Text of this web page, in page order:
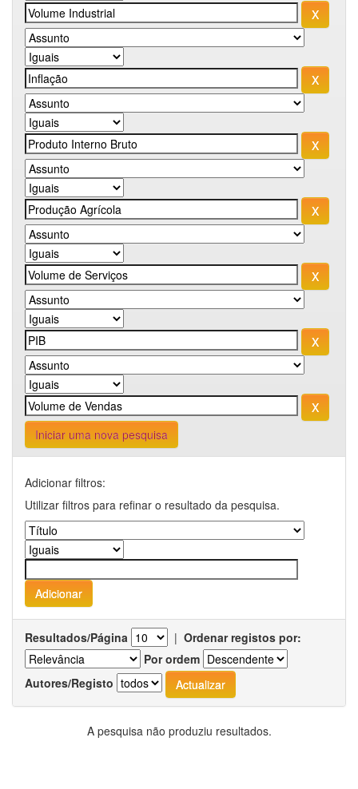
Iniciar uma nova pesquisa
Adicionar filtros:
Utilizar filtros para refinar o resultado da pesquisa.
Resultados/Página | Ordenar registos por:
Por ordem
Autores/Registo
A pesquisa não produziu resultados.